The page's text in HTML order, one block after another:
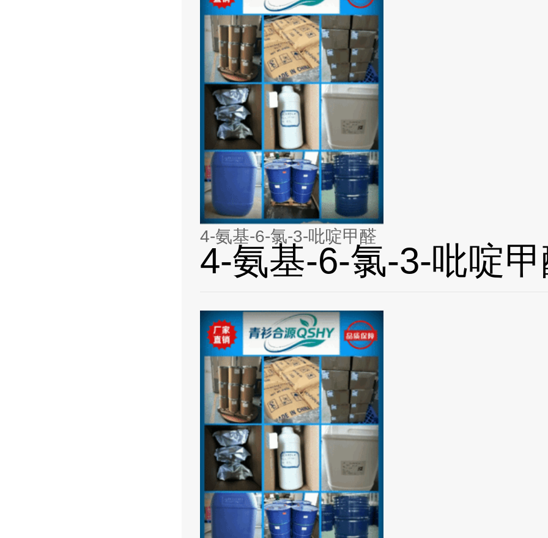
4-氨基-6-氯-3-吡啶甲醛
4-氨基-6-氯-3-吡啶